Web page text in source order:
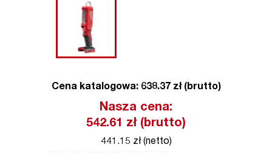
Cena katalogowa: 638.37 zł (brutto)
Nasza cena:
542.61 zł (brutto)
441.15 zł (netto)